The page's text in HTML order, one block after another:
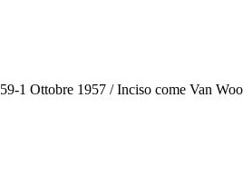
1 Ottobre 1957 / Inciso come Van